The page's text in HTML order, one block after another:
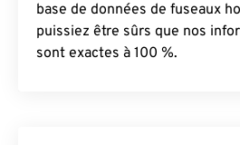
base de données de fuseaux
puissiez être sûrs que nos
sont exactes à 100 %.